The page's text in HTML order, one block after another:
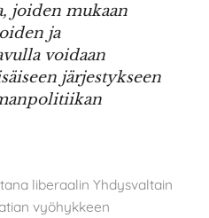
joiden mukaan
ja
voidaan
järjestykseen
liberaalin Yhdysvaltain
vyöhykkeen